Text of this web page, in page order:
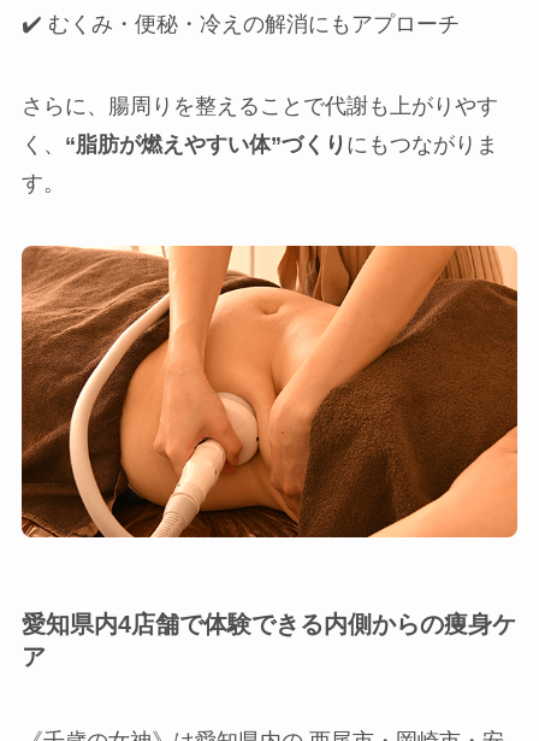
✔️ むくみ・便秘・冷えの解消にもアプローチ
さらに、腸周りを整えることで代謝も上がりやす
く、 “脂肪が燃えやすい体”づくり にもつながりま
す。
愛知県内4店舗で体験できる内側からの痩身ケ
ア